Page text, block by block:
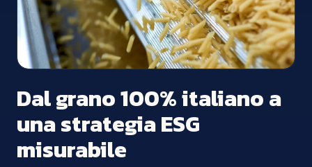
Dal grano 100% italiano a
una strategia ESG
misurabile